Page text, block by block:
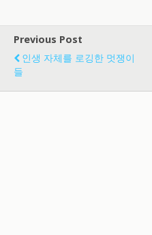
Previous Post
인생 자체를 로깅한 멋쟁이
들